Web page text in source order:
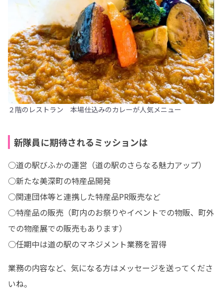
２階のレストラン 本場仕込みのカレーが人気メニュー
新隊員に期待されるミッションは
○道の駅びふかの運営（道の駅のさらなる魅力アップ）
○新たな美深町の特産品開発
○関連団体等と連携した特産品PR販売など
○特産品の販売（町内のお祭りやイベントでの物販、町外
での物産展での販売もあります）
○任期中は道の駅のマネジメント業務を習得
業務の内容など、気になる方はメッセージを送ってくださ
いね。